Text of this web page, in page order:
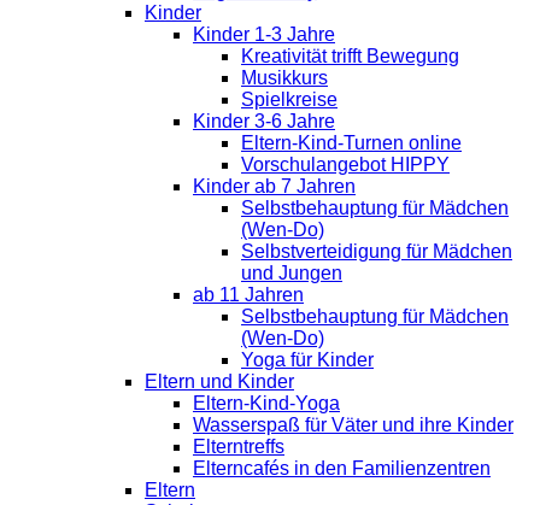
Kinder
Kinder 1-3 Jahre
Kreativität trifft Bewegung
Musikkurs
Spielkreise
Kinder 3-6 Jahre
Eltern-Kind-Turnen online
Vorschulangebot HIPPY
Kinder ab 7 Jahren
Selbstbehauptung für Mädchen
(Wen-Do)
Selbstverteidigung für Mädchen
und Jungen
ab 11 Jahren
Selbstbehauptung für Mädchen
(Wen-Do)
Yoga für Kinder
Eltern und Kinder
Eltern-Kind-Yoga
Wasserspaß für Väter und ihre Kinder
Elterntreffs
Elterncafés in den Familienzentren
Eltern